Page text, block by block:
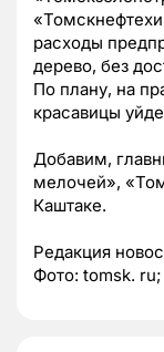
расходы
дерево, без
По плану, на
красавицы
Добавим,
мелочей»,
Каштаке.
Редакция
Фото: tomsk.